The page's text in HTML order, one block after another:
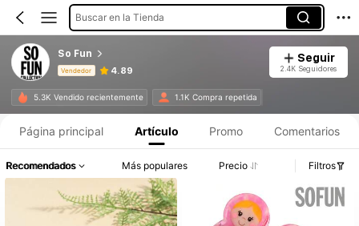
Buscar en la Tienda
So Fun
Vendedor 4.89
Seguir
2.4K Seguidores
5.3K Vendido recientemente 1.1K Compra repetida
Página principal Artículo Promo Comentarios
Recomendados Más populares Precio Filtros